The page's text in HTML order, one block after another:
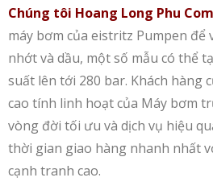
Chúng tôi Hoang Long Phu
máy bơm của eistritz Pumpen để
nhớt và dầu, một số mẫu có thể
suất lên tới 280 bar. Khách hàng
cao tính linh hoạt của Máy bơm
vòng đời tối ưu và dịch vụ hiệu
thời gian giao hàng nhanh nhất
cạnh tranh cao.